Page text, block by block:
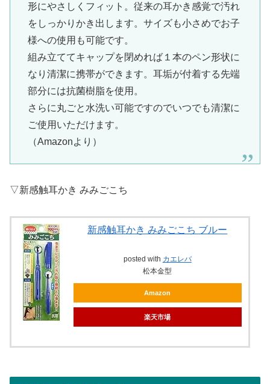
形にやさしくフィット。従来の耳かき感覚で汚れ
をしっかりかき出します。サイズも小さめでお子
様への使用も可能です。
組み立ててキャップを閉めれば１本のペン形状に
なり清潔に携帯ができます。耳垢が付着する先端
部分には抗菌樹脂を使用。
さらに丸ごと水洗い可能ですのでいつでも清潔に
ご使用いただけます。
（Amazonより）
▽新感触耳かき みみごこち
新感触耳かき みみごこち ブルー
posted with カエレバ
松本金型
Amazon
楽天市場